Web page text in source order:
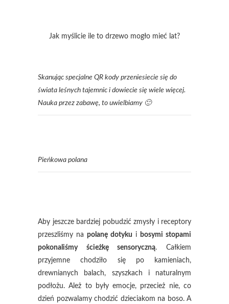
Jak myślicie ile to drzewo mogło mieć lat?
Skanując specjalne QR kody przeniesiecie się do
świata leśnych tajemnic i dowiecie się wiele więcej.
Nauka przez zabawę, to uwielbiamy 🙂
Pieńkowa polana
Aby jeszcze bardziej pobudzić zmysły i receptory
przeszliśmy na polanę dotyku i bosymi stopami
pokonaliśmy ścieżkę sensoryczną. Całkiem
przyjemne chodziło się po kamieniach,
drewnianych balach, szyszkach i naturalnym
podłożu. Ależ to były emocje, przecież nie, co
dzień pozwalamy chodzić dzieciakom na boso. A